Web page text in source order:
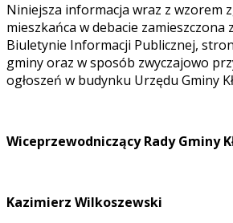
Niniejsza informacja wraz z wzorem
mieszkańca w debacie zamieszczona
Biuletynie Informacji Publicznej,
gminy oraz w sposób zwyczajowo
ogłoszeń w budynku Urzędu Gminy
Wiceprzewodniczący Rady Gminy
Kazimierz Wilkoszewski